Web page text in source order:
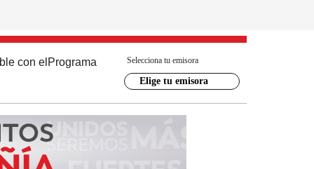
con el Programa Selecciona tu emisora
Elige tu emisora